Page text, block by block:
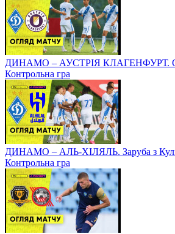
ДИНАМО – АУСТРІЯ КЛАГЕНФУРТ.
Контрольна гра
ДИНАМО – АЛЬ-ХІЛЯЛЬ. Заруба з
Контрольна гра